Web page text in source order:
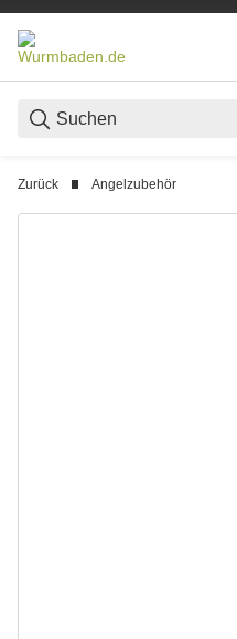
Zurück Angelzubehör